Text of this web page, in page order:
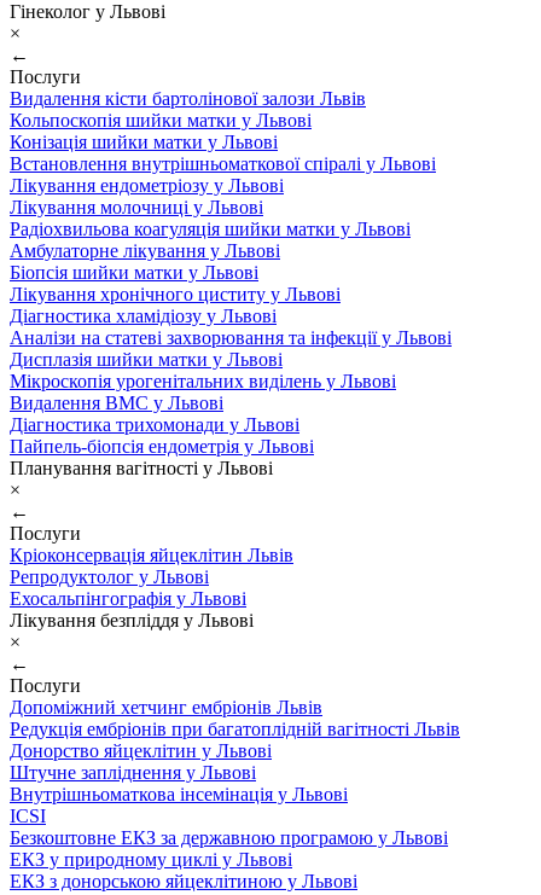
Гінеколог у Львові
×
←
Послуги
Видалення кісти бартолінової залози Львів
Кольпоскопія шийки матки у Львові
Конізація шийки матки у Львові
Встановлення внутрішньоматкової спіралі у Львові
Лікування ендометріозу у Львові
Лікування молочниці у Львові
Радіохвильова коагуляція шийки матки у Львові
Амбулаторне лікування у Львові
Біопсія шийки матки у Львові
Лікування хронічного циститу у Львові
Діагностика хламідіозу у Львові
Аналізи на статеві захворювання та інфекції у Львові
Дисплазія шийки матки у Львові
Мікроскопія урогенітальних виділень у Львові
Видалення ВМС у Львові
Діагностика трихомонади у Львові
Пайпель-біопсія ендометрія у Львові
Планування вагітності у Львові
×
←
Послуги
Кріоконсервація яйцеклітин Львів
Репродуктолог у Львові
Ехосальпінгографія у Львові
Лікування безпліддя у Львові
×
←
Послуги
Допоміжний хетчинг ембріонів Львів
Редукція ембріонів при багатоплідній вагітності Львів
Донорство яйцеклітин у Львові
Штучне запліднення у Львові
Внутрішньоматкова інсемінація у Львові
ICSI
Безкоштовне ЕКЗ за державною програмою у Львові
ЕКЗ у природному циклі у Львові
ЕКЗ з донорською яйцеклітиною у Львові